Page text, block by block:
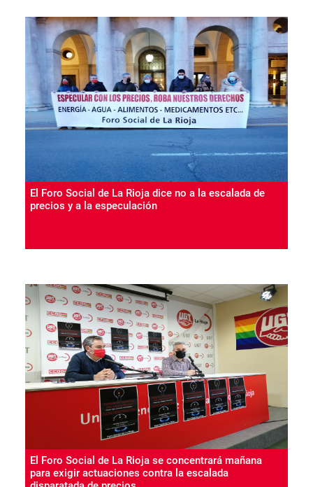
El Foro Social de La Rioja dice no a la escalada de
precios y a la especulación
El Foro Social de La Rioja se concentrará mañana
para exigir actuaciones contra la escalada